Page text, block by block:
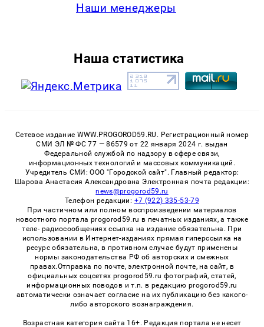
Наши менеджеры
Наша статистика
Сетевое издание WWW.PROGOROD59.RU. Регистрационный номер
СМИ ЭЛ № ФС 77 — 86579 от 22 января 2024 г. выдан
Федеральной службой по надзору в сфере связи,
информационных технологий и массовых коммуникаций.
Учредитель СМИ: ООО "Городской сайт". Главный редактор:
Шарова Анастасия Александровна Электронная почта редакции:
news@progorod59.ru
Телефон редакции: +7 (922) 335-53-79
При частичном или полном воспроизведении материалов
новостного портала progorod59.ru в печатных изданиях, а также
теле- радиосообщениях ссылка на издание обязательна. При
использовании в Интернет-изданиях прямая гиперссылка на
ресурс обязательна, в противном случае будут применены
нормы законодательства РФ об авторских и смежных
правах.Отправка по почте, электронной почте, на сайт, в
официальных соцсетях progorod59.ru фотографий, статей,
информационных поводов и т.п. в редакцию progorod59.ru
автоматически означает согласие на их публикацию без какого-
либо авторского вознаграждения.
Возрастная категория сайта 16+. Редакция портала не несет